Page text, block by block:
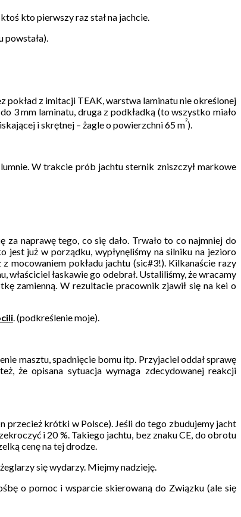
kto pierwszy raz stał na jachcie.
powstała).
pokład z imitacji TEAK, warstwa laminatu nie określonej
3 mm laminatu, druga z podkładką (to wszystko miało
i skrętnej – żagle o powierzchni 65 m²).
W trakcie prób jachtu sternik zniszczył markowe
naprawę tego, co się dało. Trwało to co najmniej do
jest już w porządku, wypłynęliśmy na silniku na jezioro
mocowaniem pokładu jachtu (sic#3!). Kilkanaście razy
łaskawie go odebrał. Ustaliliśmy, że wracamy
zamienną. W rezultacie pracownik zjawił się na kei o
. (podkreślenie moje).
masztu, spadnięcie bomu itp. Przyjaciel oddał sprawę
że opisana sytuacja wymaga zdecydowanej reakcji
przecież krótki w Polsce). Jeśli do tego zbudujemy jacht
i 20 %. Takiego jachtu, bez znaku CE, do obrotu
cenę na tej drodze.
się wydarzy. Miejmy nadzieję.
o pomoc i wsparcie skierowaną do Związku (ale się